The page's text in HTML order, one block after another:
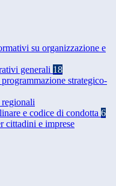
su organizzazione e
generali 18
strategico-
e codice di condotta 6
cittadini e imprese